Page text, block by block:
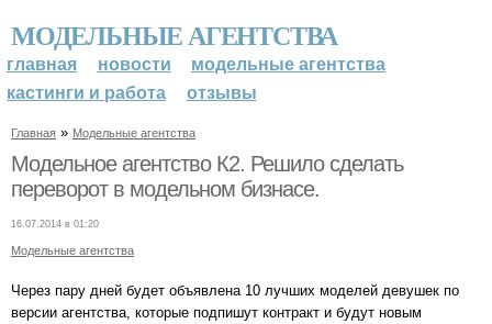
МОДЕЛЬНЫЕ АГЕНТСТВА
главная новости
модельные агентства
кастинги и работа
отзывы
Главная » Модельные агентства
Модельное агентство К2. Решило сделать
переворот в модельном бизнасе.
16.07.2014 в 01:20
Модельные агентства
Через пару дней будет объявлена 10 лучших моделей девушек по
версии агентства, которые подпишут контракт и будут новым